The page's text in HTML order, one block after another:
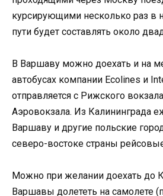
курсирующими несколько раз в
пути будет составлять около
В Варшаву можно доехать и на
автобусах компании Ecolines и
отправляется с Рижского
Аэровокзала. Из Калининграда
Варшаву и другие польские
северо-востоке страны
Можно при желании доехать до
Варшавы долететь на самолете